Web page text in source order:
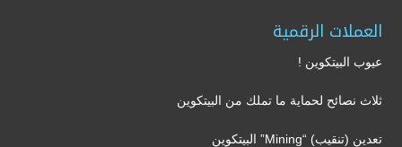
العملات الرقمية
عيوب البيتكوين !
ثلاث نصائح لحماية ما تملك من البيتكوين
تعدين (تنقيب) “Mining” البيتكوين